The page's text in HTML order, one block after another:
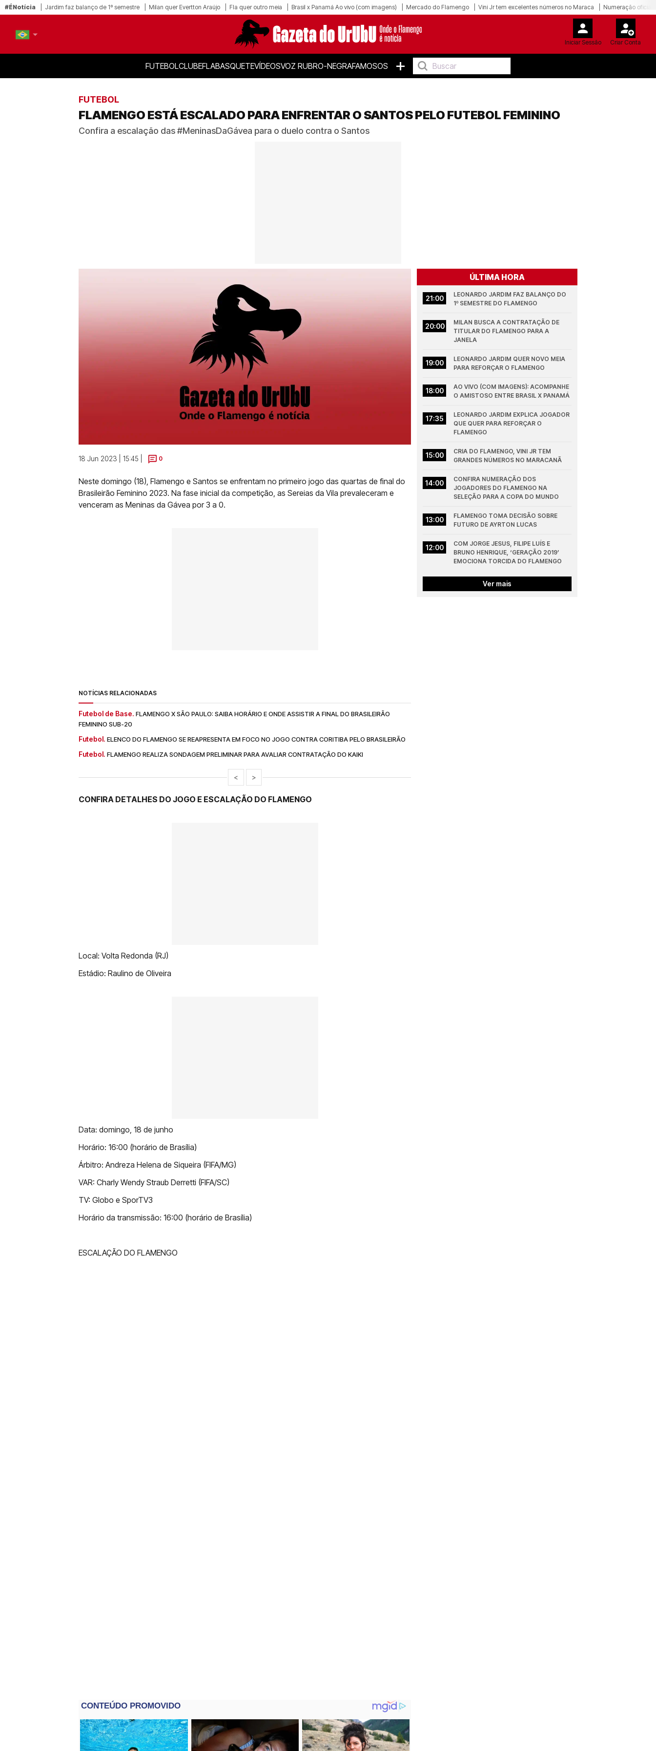
#ÉNotícia Jardim faz balanço de 1º semestre Milan quer Evertton Araújo Fla quer outro meia Brasil x Panamá Ao vivo (com imagens) Mercado do Flamengo Vini Jr tem excelentes números no Maraca Numeração oficial
Iniciar Sessão Criar Conta
FUTEBOLCLUBEFLABASQUETEVÍDEOSVOZ RUBRO-NEGRAFAMOSOS +
FUTEBOL
FLAMENGO ESTÁ ESCALADO PARA ENFRENTAR O SANTOS PELO FUTEBOL FEMININO
Confira a escalação das #MeninasDaGávea para o duelo contra o Santos
18 Jun 2023 | 15:45 | 0
Neste domingo (18), Flamengo e Santos se enfrentam no primeiro jogo das quartas de final do
Brasileirão Feminino 2023. Na fase inicial da competição, as Sereias da Vila prevaleceram e
venceram as Meninas da Gávea por 3 a 0.
NOTÍCIAS RELACIONADAS
Futebol de Base. FLAMENGO X SÃO PAULO: SAIBA HORÁRIO E ONDE ASSISTIR A FINAL DO BRASILEIRÃO
FEMININO SUB-20
Futebol. ELENCO DO FLAMENGO SE REAPRESENTA EM FOCO NO JOGO CONTRA CORITIBA PELO BRASILEIRÃO
Futebol. FLAMENGO REALIZA SONDAGEM PRELIMINAR PARA AVALIAR CONTRATAÇÃO DO KAIKI
< >
CONFIRA DETALHES DO JOGO E ESCALAÇÃO DO FLAMENGO
Local: Volta Redonda (RJ)
Estádio: Raulino de Oliveira
Data: domingo, 18 de junho
Horário: 16:00 (horário de Brasília)
Árbitro: Andreza Helena de Siqueira (FIFA/MG)
VAR: Charly Wendy Straub Derretti (FIFA/SC)
TV: Globo e SporTV3
Horário da transmissão: 16:00 (horário de Brasília)
ESCALAÇÃO DO FLAMENGO
ÚLTIMA HORA
21:00
LEONARDO JARDIM FAZ BALANÇO DO
1º SEMESTRE DO FLAMENGO
20:00
MILAN BUSCA A CONTRATAÇÃO DE
TITULAR DO FLAMENGO PARA A
JANELA
19:00
LEONARDO JARDIM QUER NOVO MEIA
PARA REFORÇAR O FLAMENGO
18:00
AO VIVO (COM IMAGENS): ACOMPANHE
O AMISTOSO ENTRE BRASIL X PANAMÁ
17:35
LEONARDO JARDIM EXPLICA JOGADOR
QUE QUER PARA REFORÇAR O
FLAMENGO
15:00
CRIA DO FLAMENGO, VINI JR TEM
GRANDES NÚMEROS NO MARACANÃ
14:00
CONFIRA NUMERAÇÃO DOS
JOGADORES DO FLAMENGO NA
SELEÇÃO PARA A COPA DO MUNDO
13:00
FLAMENGO TOMA DECISÃO SOBRE
FUTURO DE AYRTON LUCAS
12:00
COM JORGE JESUS, FILIPE LUÍS E
BRUNO HENRIQUE, ‘GERAÇÃO 2019’
EMOCIONA TORCIDA DO FLAMENGO
Ver mais